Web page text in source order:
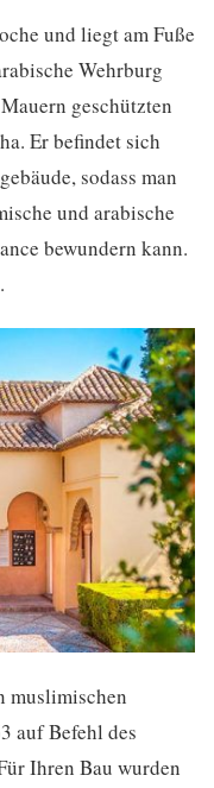
und liegt am Fuße
Wehrburg
geschützten
Er befindet sich
sodass man
und arabische
bewundern kann.
muslimischen
auf Befehl des
Ihren Bau wurden